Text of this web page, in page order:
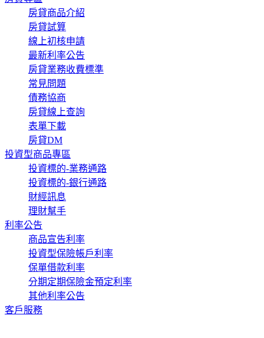
房貸商品介紹
房貸試算
線上初核申請
最新利率公告
房貸業務收費標準
常見問題
債務協商
房貸線上查詢
表單下載
房貸DM
投資型商品專區
投資標的-業務通路
投資標的-銀行通路
財經訊息
理財幫手
利率公告
商品宣告利率
投資型保險帳戶利率
保單借款利率
分期定期保險金預定利率
其他利率公告
客戶服務